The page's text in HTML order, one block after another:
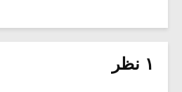
۱ نظر